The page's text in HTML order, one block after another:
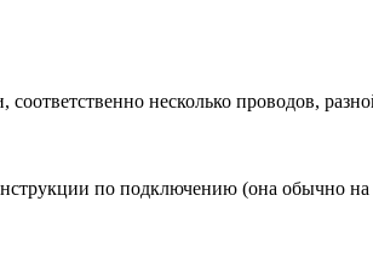
несколько проводов,
по подключению (она обычно на